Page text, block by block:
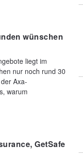
wünschen
liegt im
nur noch rund 30
Axa-
warum
GetSafe